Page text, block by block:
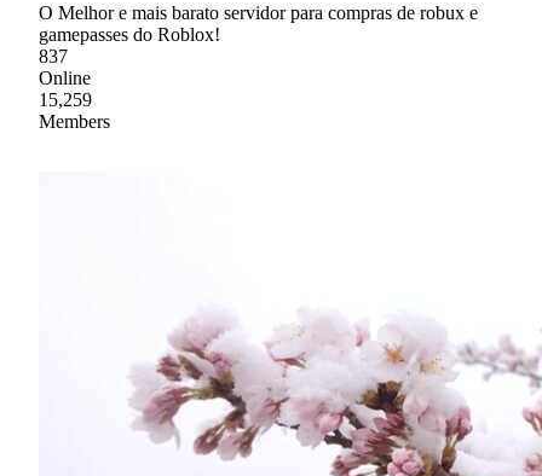
O Melhor e mais barato servidor para compras de robux e
gamepasses do Roblox!
837
Online
15,259
Members